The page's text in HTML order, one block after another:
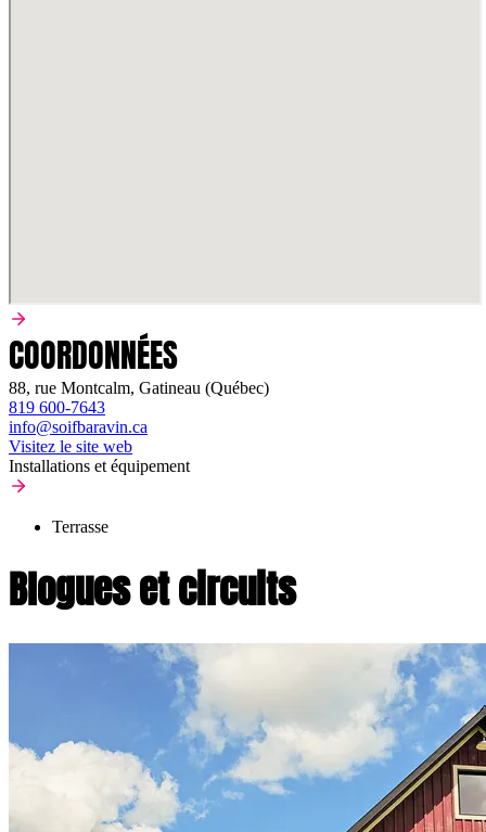
COORDONNÉES
88, rue Montcalm, Gatineau (Québec)
819 600-7643
info@soifbaravin.ca
Visitez le site web
Installations et équipement
Terrasse
Blogues et circuits